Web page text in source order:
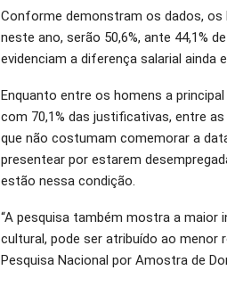
Conforme demonstram os dados, os
neste ano, serão 50,6%, ante 44,1%
evidenciam a diferença salarial
Enquanto entre os homens a
com 70,1% das justificativas, entre
que não costumam comemorar a
presentear por estarem
estão nessa condição.
“A pesquisa também mostra a maior
cultural, pode ser atribuído ao
Pesquisa Nacional por Amostra de